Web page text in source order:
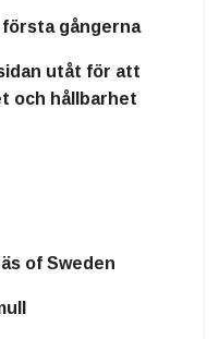
gångerna
utåt för att
och hållbarhet
of Sweden